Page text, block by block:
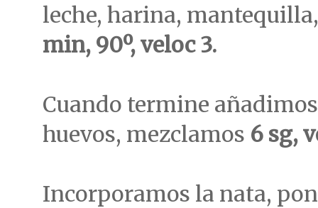
leche, harina,
min, 90º, veloc 3.
Cuando termine
huevos, mezclamos 6 sg,
Incorporamos la nata,